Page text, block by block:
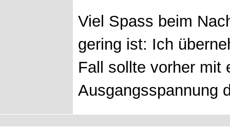
Viel Spass beim
gering ist: Ich
Fall sollte vorher mit
Ausgangsspannung